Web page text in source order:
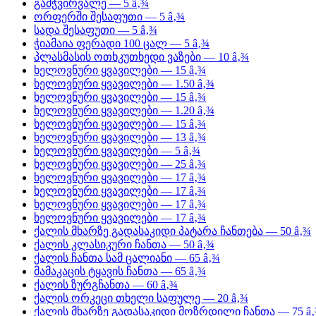
გამჭვირვალე — 5 â‚¾
ორფერში შესაფუთი — 5 â‚¾
სადა შესაფუთი — 5 â‚¾
ჭიამაია ფერადი 100 ცალ — 5 â‚¾
პლასმასის ოთხკუთხედი ვაზები — 10 â‚¾
ხელოვნური ყვავილები — 15 â‚¾
ხელოვნური ყვავილები — 1.50 â‚¾
ხელოვნური ყვავილები — 15 â‚¾
ხელოვნური ყვავილები — 1.20 â‚¾
ხელოვნური ყვავილები — 15 â‚¾
ხელოვნური ყვავილები — 13 â‚¾
ხელოვნური ყვავილები — 5 â‚¾
ხელოვნური ყვავილები — 25 â‚¾
ხელოვნური ყვავილები — 17 â‚¾
ხელოვნური ყვავილები — 17 â‚¾
ხელოვნური ყვავილები — 17 â‚¾
ხელოვნური ყვავილები — 17 â‚¾
ქალის მხარზე გადასაკიდი პატარა ჩანთება — 50 â‚¾
ქალის კლასიკური ჩანთა — 50 â‚¾
ქალის ჩანთა სამ ცალიანი — 65 â‚¾
მამაკაცის ტყავის ჩანთა — 65 â‚¾
ქალის ზურგჩანთა — 60 â‚¾
ქალის ორკეცი თხელი საფულე — 20 â‚¾
ქალის მხარზე გადასაკიდი მოზრდილი ჩანთა — 75